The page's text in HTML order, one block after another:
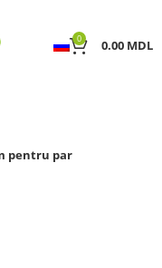
0 0.00 MDL
pentru par